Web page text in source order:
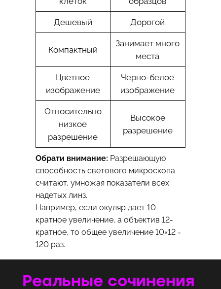
Дешевый Дорогой
Компактный
Занимает много
места
Цветное
изображение
Черно-белое
изображение
Относительно
низкое
разрешение
Высокое
разрешение
Обрати внимание: Разрешающую
способность светового микроскопа
считают, умножая показатели всех
надетых линз.
Например, если окуляр дает 10-
кратное увеличение, а объектив 12-
кратное, то общее увеличение 10×12 =
120 раз.
Реальные сочинения